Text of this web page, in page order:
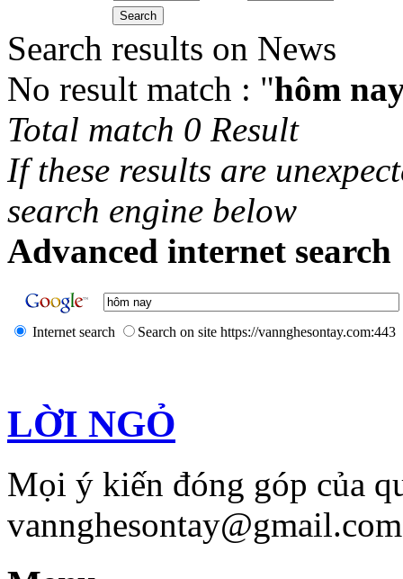
Search results on News
No result match : "hôm
Total match 0 Result
If these results are
search engine below
Advanced internet search
Internet search Search on site https://vannghesontay.com:443
LỜI NGỎ
Mọi ý kiến đóng góp của